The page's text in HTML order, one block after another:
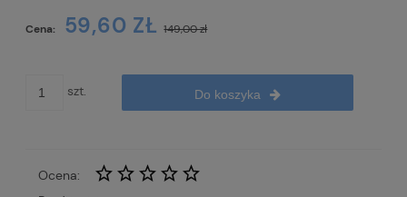
Cena: 59,60 ZŁ 149,00 zł
szt. Do koszyka
Ocena: